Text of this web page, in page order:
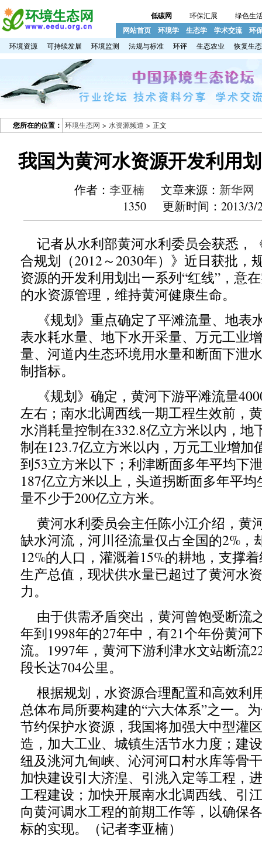
低碳网 环保汇展 绿色生
网站首页 环境学 生态学 学术交流 环
环境资源 可持续发展 环境监测 法规与标准 环评 生态农业 恢复生态
您所在的位置： 环境生态网 > 水资源频道 > 正文
我国为黄河水资源开发利用
作者： 李亚楠 文章来源： 新华网
1350 更新时间：2013/3/
记者从水利部黄河水利委员会获悉，
合规划（2012～2030年）》近日获批，
资源的开发利用划出一系列“红线”，意
的水资源管理，维持黄河健康生命。
《规划》重点确定了平滩流量、地表
表水耗水量、地下水开采量、万元工业
量、河道内生态环境用水量和断面下泄
制指标。
《规划》确定，黄河下游平滩流量
左右；南水北调西线一期工程生效前，
水消耗量控制在332.8亿立方米以内，地
制在123.7亿立方米以内，万元工业增加
到53立方米以下；利津断面多年平均下
187亿立方米以上，头道拐断面多年平
量不少于200亿立方米。
黄河水利委员会主任陈小江介绍，黄
缺水河流，河川径流量仅占全国的2%，
12%的人口，灌溉着15%的耕地，支撑
生产总值，现状供水量已超过了黄河水
力。
由于供需矛盾突出，黄河曾饱受断流
年到1998年的27年中，有21个年份黄河
流。1997年，黄河下游利津水文站断流
段长达704公里。
根据规划，水资源合理配置和高效利
总体布局所要构建的“六大体系”之一。
节约保护水资源，我国将加强大中型灌
造，加大工业、城镇生活节水力度；建
纽及洮河九甸峡、沁河河口村水库等骨
加快建设引大济湟、引洮入定等工程，
工程建设；加快开展南水北调西线、引
向黄河调水工程的前期工作等，以确保
标的实现。（记者李亚楠）